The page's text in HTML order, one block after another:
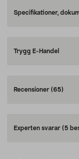
Specifikationer,
Trygg E-Handel
Recensioner (65)
Experten svarar (5